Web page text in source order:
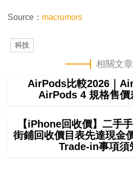
Source： macrumors
科技
相關文章
AirPods比較2026｜
AirPods 4 規格售價
【iPhone回收價】二手
街鋪回收價目表先達現金
Trade-in事項須